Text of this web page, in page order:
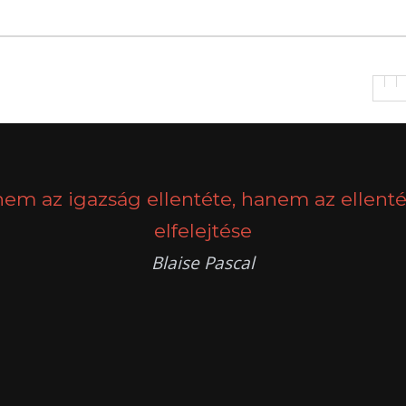
az igazság ellentéte, hanem az
elfelejtése
Blaise Pascal